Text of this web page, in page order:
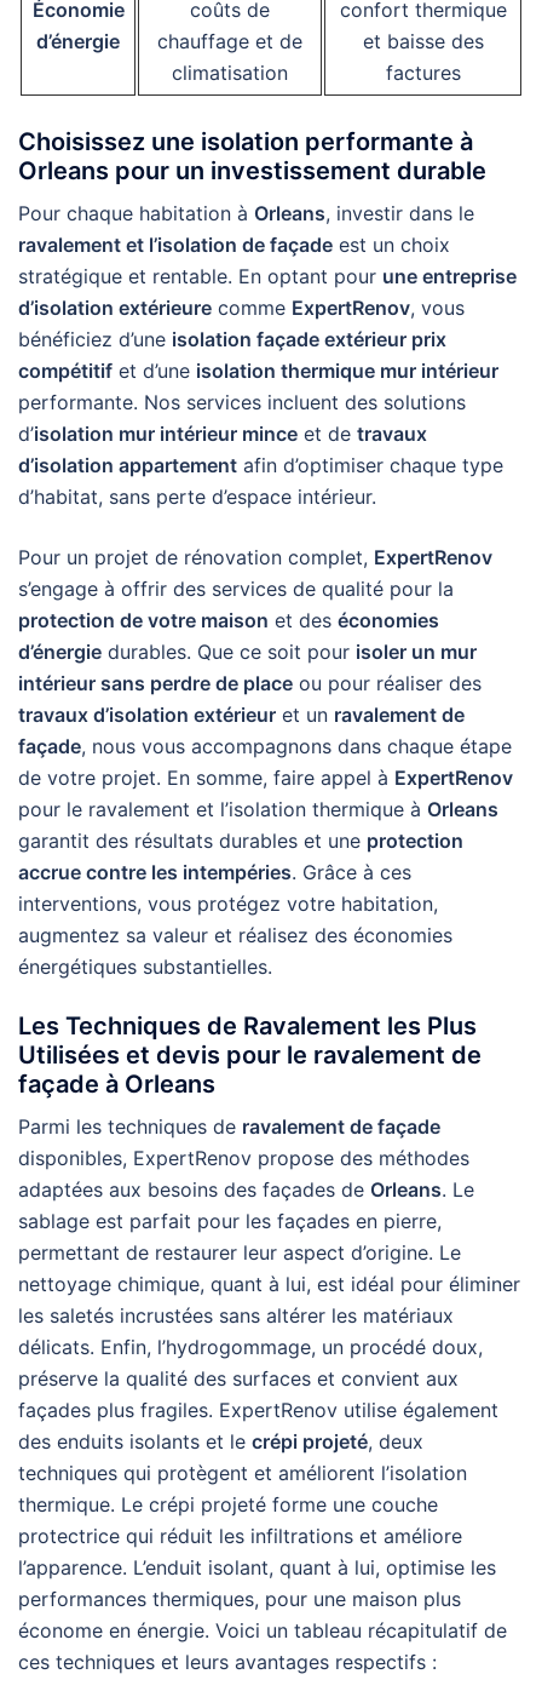
Économie
d’énergie
coûts de
chauffage et de
climatisation
confort thermique
et baisse des
factures
Choisissez une isolation performante à
Orleans pour un investissement durable
Pour chaque habitation à Orleans, investir dans le
ravalement et l’isolation de façade est un choix
stratégique et rentable. En optant pour une entreprise
d’isolation extérieure comme ExpertRenov, vous
bénéficiez d’une isolation façade extérieur prix
compétitif et d’une isolation thermique mur intérieur
performante. Nos services incluent des solutions
d’isolation mur intérieur mince et de travaux
d’isolation appartement afin d’optimiser chaque type
d’habitat, sans perte d’espace intérieur.
Pour un projet de rénovation complet, ExpertRenov
s’engage à offrir des services de qualité pour la
protection de votre maison et des économies
d’énergie durables. Que ce soit pour isoler un mur
intérieur sans perdre de place ou pour réaliser des
travaux d’isolation extérieur et un ravalement de
façade, nous vous accompagnons dans chaque étape
de votre projet. En somme, faire appel à ExpertRenov
pour le ravalement et l’isolation thermique à Orleans
garantit des résultats durables et une protection
accrue contre les intempéries. Grâce à ces
interventions, vous protégez votre habitation,
augmentez sa valeur et réalisez des économies
énergétiques substantielles.
Les Techniques de Ravalement les Plus
Utilisées et devis pour le ravalement de
façade à Orleans
Parmi les techniques de ravalement de façade
disponibles, ExpertRenov propose des méthodes
adaptées aux besoins des façades de Orleans. Le
sablage est parfait pour les façades en pierre,
permettant de restaurer leur aspect d’origine. Le
nettoyage chimique, quant à lui, est idéal pour éliminer
les saletés incrustées sans altérer les matériaux
délicats. Enfin, l’hydrogommage, un procédé doux,
préserve la qualité des surfaces et convient aux
façades plus fragiles. ExpertRenov utilise également
des enduits isolants et le crépi projeté, deux
techniques qui protègent et améliorent l’isolation
thermique. Le crépi projeté forme une couche
protectrice qui réduit les infiltrations et améliore
l’apparence. L’enduit isolant, quant à lui, optimise les
performances thermiques, pour une maison plus
économe en énergie. Voici un tableau récapitulatif de
ces techniques et leurs avantages respectifs :